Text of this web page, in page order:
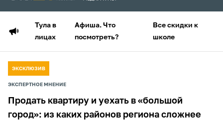
Тула в
лицах
Афиша. Что
посмотреть?
Все скидки к
школе
ЭКСКЛЮЗИВ
ЭКСПЕРТНОЕ МНЕНИЕ
Продать квартиру и уехать в «большой
город»: из каких районов региона сложнее